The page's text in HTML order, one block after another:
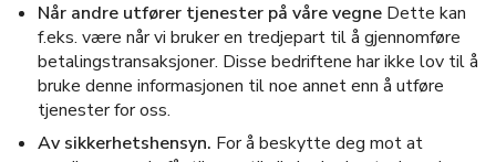
Når andre utfører tjenester på våre vegne Dette kan
f.eks. være når vi bruker en tredjepart til å gjennomføre
betalingstransaksjoner. Disse bedriftene har ikke lov til å
bruke denne informasjonen til noe annet enn å utføre
tjenester for oss.
Av sikkerhetshensyn. For å beskytte deg mot at